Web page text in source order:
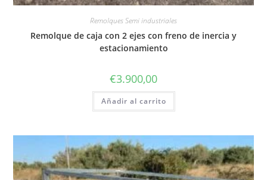
Remolques Semi industriales
Remolque de caja con 2 ejes con freno de inercia y
estacionamiento
€3.900,00
Añadir al carrito